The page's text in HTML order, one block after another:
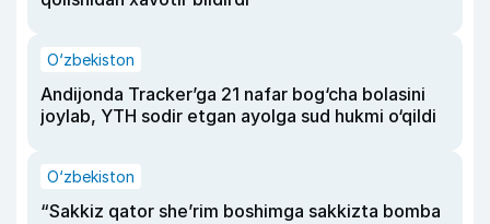
O‘zbekiston
Andijonda Tracker’ga 21 nafar bog‘cha bolasini
joylab, YTH sodir etgan ayolga sud hukmi o‘qildi
O‘zbekiston
“Sakkiz qator she’rim boshimga sakkizta bomba